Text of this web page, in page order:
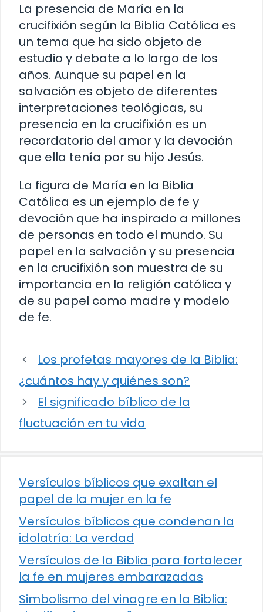
La presencia de María en la
crucifixión según la Biblia Católica es
un tema que ha sido objeto de
estudio y debate a lo largo de los
años. Aunque su papel en la
salvación es objeto de diferentes
interpretaciones teológicas, su
presencia en la crucifixión es un
recordatorio del amor y la devoción
que ella tenía por su hijo Jesús.
La figura de María en la Biblia
Católica es un ejemplo de fe y
devoción que ha inspirado a millones
de personas en todo el mundo. Su
papel en la salvación y su presencia
en la crucifixión son muestra de su
importancia en la religión católica y
de su papel como madre y modelo
de fe.
Los profetas mayores de la Biblia:
¿cuántos hay y quiénes son?
El significado bíblico de la
fluctuación en tu vida
Versículos bíblicos que exaltan el
papel de la mujer en la fe
Versículos bíblicos que condenan la
idolatría: La verdad
Versículos de la Biblia para fortalecer
la fe en mujeres embarazadas
Simbolismo del vinagre en la Biblia: